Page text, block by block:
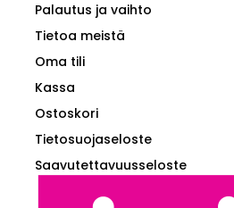
Palautus ja vaihto
Tietoa meistä
Oma tili
Kassa
Ostoskori
Tietosuojaseloste
Saavutettavuusseloste